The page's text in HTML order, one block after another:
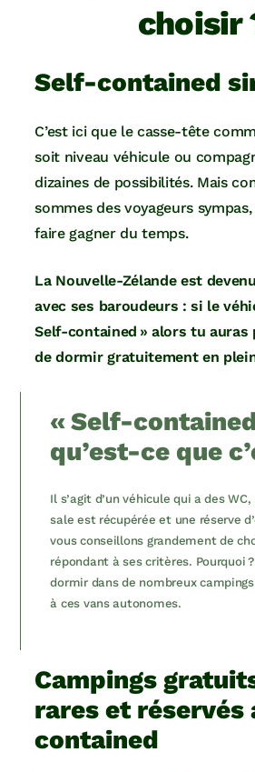
choisir
Self-contained
C’est ici que le casse-tête
soit niveau véhicule ou
dizaines de possibilités. Mais
sommes des voyageurs
faire gagner du temps.
La Nouvelle-Zélande est
avec ses baroudeurs : si le
Self-contained » alors tu auras
de dormir gratuitement en
« Self-
qu’est-ce que
Il s’agit d’un véhicule qui a des WC,
sale est récupérée et une réserve
vous conseillons grandement de
répondant à ses critères. Pourquoi
dormir dans de nombreux
à ces vans autonomes.
Campings
rares et réservés
contained